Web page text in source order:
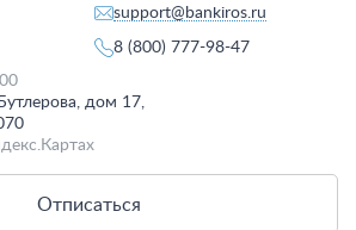
support@bankiros.ru
8 (800) 777-98-47
дом 17,
Отписаться